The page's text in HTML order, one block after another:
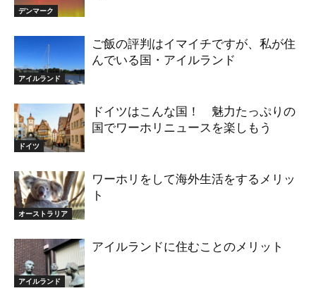
デンマーク
アイルランド
ご飯の評判はイマイチですが、私が住
んでいる国・アイルランド
ドイツ
ドイツはこんな国！ 魅力たっぷりの
国でワーホリニュースを楽しもう
オーストラリア
ワーホリをして海外生活をするメリッ
ト
アイルランド
アイルランドに住むことのメリット